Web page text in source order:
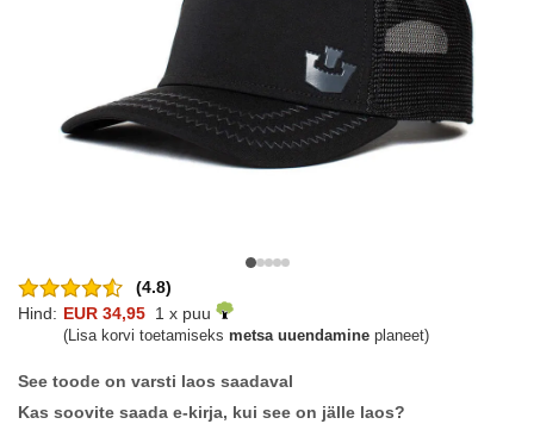
(4.8)
Hind: EUR 34,95 1 x puu
(Lisa korvi toetamiseks metsa uuendamine planeet)
See toode on varsti laos saadaval
Kas soovite saada e-kirja, kui see on jälle laos?